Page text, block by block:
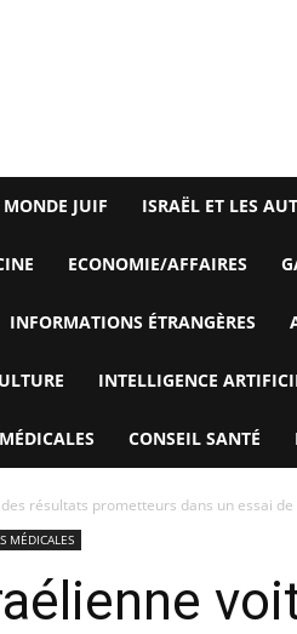
JUIF ISRAËL ET LES
ECONOMIE/AFFAIRES
INFORMATIONS ÉTRANGÈRES
INTELLIGENCE
CONSEIL SANTÉ
résultats prometteurs dans un essai
MÉDICALES